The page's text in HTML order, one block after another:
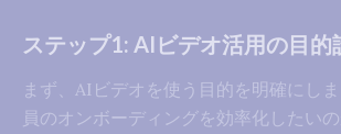
ステップ1: AIビデオ活用の目的
まず、AIビデオを使う目的を明確にしま
員のオンボーディングを効率化したい